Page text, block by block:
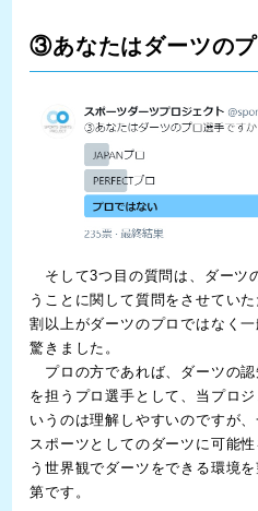
③あなたはダーツのプ
そして3つ目の質問は、ダーツ
うことに関して質問をさせてい
割以上がダーツのプロではなく
驚きました。
プロの方であれば、ダーツの
を担うプロ選手として、当プロ
いうのは理解しやすいのですが
スポーツとしてのダーツに可能
う世界観でダーツをできる環境
第です。